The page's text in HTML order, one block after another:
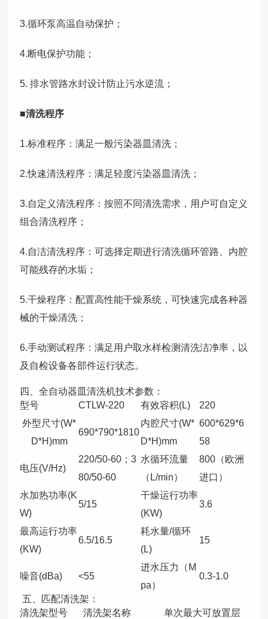
3.循环泵高温自动保护；
4.断电保护功能；
5. 排水管路水封设计防止污水逆流；
■清洗程序
1.标准程序：满足一般污染器皿清洗；
2.快速清洗程序：满足轻度污染器皿清洗；
3.自定义清洗程序：按照不同清洗需求，用户可自定义
组合清洗程序；
4.自洁清洗程序：可选择定期进行清洗循环管路、内腔
可能残存的水垢；
5.干燥程序：配置高性能干燥系统，可快速完成各种器
械的干燥清洗；
6.手动测试程序：满足用户取水样检测清洗洁净率，以
及自检设备各部件运行状态。
四、全自动器皿清洗机技术参数：
型号
CTLW-220 有效容积(L)
220
外型尺寸(W*
D*H)mm
690*790*1810
内腔尺寸(W*
D*H)mm
600*629*6
58
电压(V/Hz)
220/50-60；3
80/50-60
水循环流量
（L/min）
800（欧洲
进口）
水加热功率(K
W)
5/15
干燥运行功率
(KW)
3.6
最高运行功率
(KW)
6.5/16.5
耗水量/循环
(L)
15
噪音(dBa) <55
进水压力（M
pa）
0.3-1.0
五、匹配清洗架：
清洗架型号
清洗架名称
单次最大可放置层